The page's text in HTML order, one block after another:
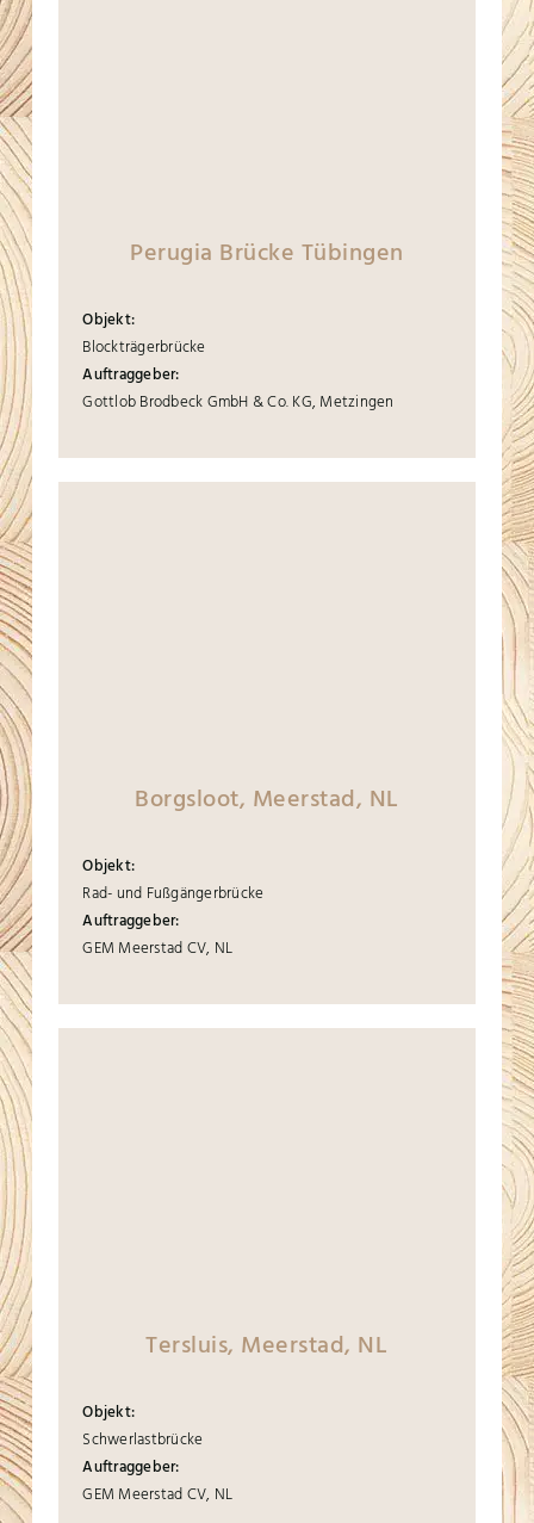
Perugia Brücke Tübingen
Objekt:
Blockträgerbrücke
Auftraggeber:
Gottlob Brodbeck GmbH & Co. KG, Metzingen
Borgsloot, Meerstad, NL
Objekt:
Rad- und Fußgängerbrücke
Auftraggeber:
GEM Meerstad CV, NL
Tersluis, Meerstad, NL
Objekt:
Schwerlastbrücke
Auftraggeber:
GEM Meerstad CV, NL